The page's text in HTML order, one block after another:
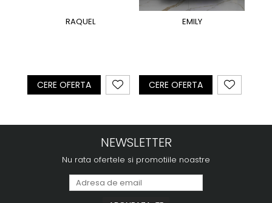
RAQUEL
CERE OFERTA
EMILY
CERE OFERTA
NEWSLETTER
Nu rata ofertele si promotiile noastre